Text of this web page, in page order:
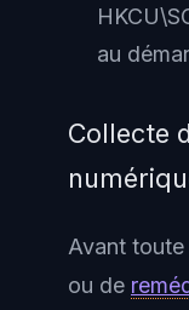
au
Collecte
Avant
ou de